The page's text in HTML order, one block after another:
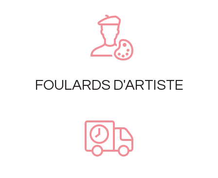
FOULARDS D'ARTISTE